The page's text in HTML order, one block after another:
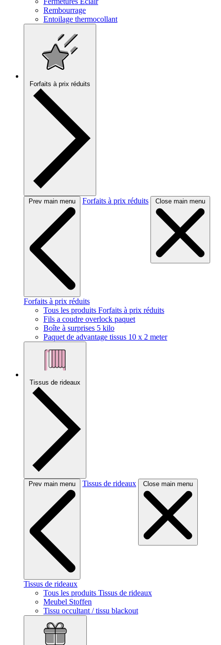
Rembourrage
Entoilage thermocollant
Forfaits à prix réduits
Prev main menu Forfaits à prix réduits Close main menu
Forfaits à prix réduits
Tous les produits Forfaits à prix réduits
Fils a coudre overlock paquet
Boîte à surprises 5 kilo
Paquet de advantage tissus 10 x 2 meter
Tissus de rideaux
Prev main menu Tissus de rideaux Close main menu
Tissus de rideaux
Tous les produits Tissus de rideaux
Meubel Stoffen
Tissu occultant / tissu blackout